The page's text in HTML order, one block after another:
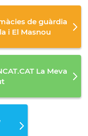
de guàrdia
i El Masnou
La Meva